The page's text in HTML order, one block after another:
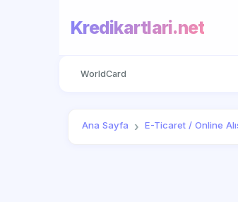
Kredikartlari.net
WorldCard
Ana Sayfa E-Ticaret / Online